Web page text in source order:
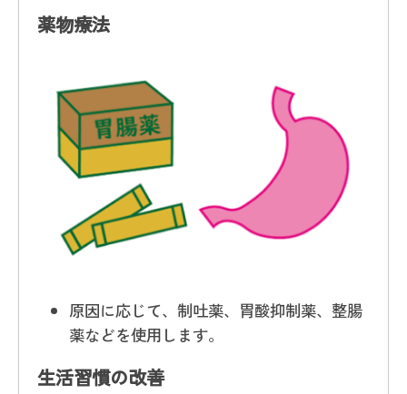
薬物療法
原因に応じて、制吐薬、胃酸抑制薬、整腸
薬などを使用します。
生活習慣の改善